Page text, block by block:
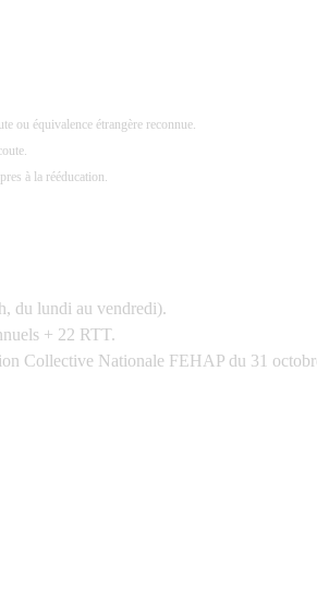
ou équivalence étrangère reconnue.
à la rééducation.
du lundi au vendredi).
+ 22 RTT.
Collective Nationale FEHAP du 31